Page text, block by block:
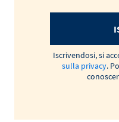
Iscrivendosi, si
sulla privacy.